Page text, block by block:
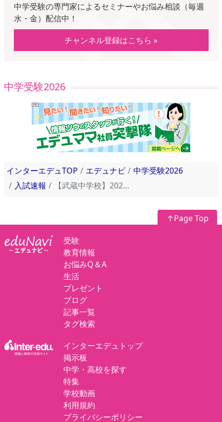
中学受験の専門家によるセミナーやお悩み相談（毎週
水・金）配信中！
チャンネル登録はこちら »
中学受験2026
インターエデュTOP エデュナビ
中学受験2026
入試速報
【武蔵中学校】2023年入試問題・入試結果速報！
↑Page Top
受験
教育情報
お悩みQ＆A
生活
プレゼント
ブログ
記事一覧
タグ検索
インターエデュトップ
掲示板
中学・高校を探す
特集
学校動画
利用規約
プライバシーポリシー